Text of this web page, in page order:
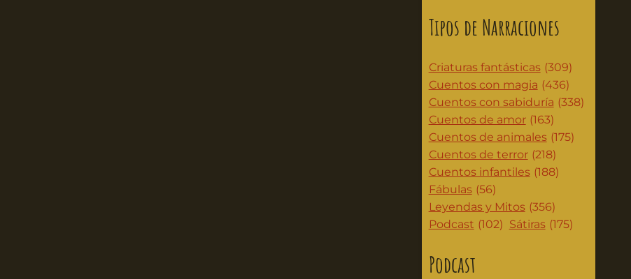
Tipos de Narraciones
Criaturas fantásticas (309)
Cuentos con magia (436)
Cuentos con sabiduría (338)
Cuentos de amor (163)
Cuentos de animales (175)
Cuentos de terror (218)
Cuentos infantiles (188)
Fábulas (56)
Leyendas y Mitos (356)
Podcast (102) Sátiras (175)
Podcast